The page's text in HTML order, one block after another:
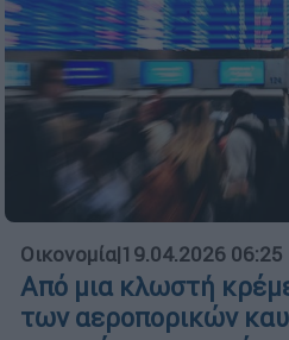
Οικονομία|19.04.2026 06:25
Από μια κλωστή
των αεροπορικών